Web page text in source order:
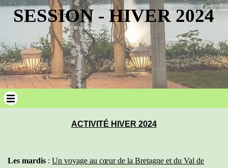
SESSION - HIVER 2024
Sauter le menu
ACTIVITÉ HIVER 2024
Les mardis : Un voyage au cœur de la Bretagne et du Val de